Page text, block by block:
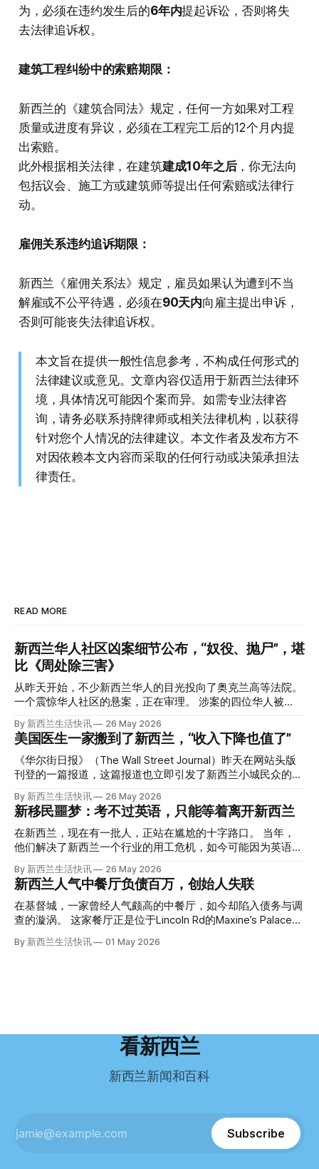
为，必须在违约发生后的6年内提起诉讼，否则将失
去法律追诉权。
建筑工程纠纷中的索赔期限：
新西兰的《建筑合同法》规定，任何一方如果对工程
质量或进度有异议，必须在工程完工后的12个月内提
出索赔。
此外根据相关法律，在建筑建成10年之后，你无法向
包括议会、施工方或建筑师等提出任何索赔或法律行
动。
雇佣关系违约追诉期限：
新西兰《雇佣关系法》规定，雇员如果认为遭到不当
解雇或不公平待遇，必须在90天内向雇主提出申诉，
否则可能丧失法律追诉权。
本文旨在提供一般性信息参考，不构成任何形式的
法律建议或意见。文章内容仅适用于新西兰法律环
境，具体情况可能因个案而异。如需专业法律咨
询，请务必联系持牌律师或相关法律机构，以获得
针对您个人情况的法律建议。本文作者及发布方不
对因依赖本文内容而采取的任何行动或决策承担法
律责任。
READ MORE
新西兰华人社区凶案细节公布，“奴役、抛尸”，堪
比《周处除三害》
从昨天开始，不少新西兰华人的目光投向了奥克兰高等法院。
一个震惊华人社区的悬案，正在审理。 涉案的四位华人被
告，站在了法庭，被控与一位70岁中国女人的死有关。 事情
的复杂程度，远超人们的想象。 神秘的黑色塑料袋 先让我们
回到2024年3月12日。 新西兰一个名叫Paul Middleton的老
人，在奥克兰Gulf Harbour钓鱼时，发现了一个黑色塑料袋，
里面是一堆衣服。 再扒开衣服，他看到了一只手，一只人
腰部对折，黑色胶带缠着头、手腕和身体，整个人被绑成胎儿
状。 两个10公斤的米袋装满了石头，用胶带死死缠在尸体
上。 死者是亚洲面孔的老年女性，头部、脸、胳膊都有钝器
伤，当时身穿一件“娟燕牌”内衣和黑色长裤。 她是谁？没有人
Operation Parade的案子，开始调查。 米袋泄露秘密 破案的
关键，是两个米袋。这两个塑料米袋里装着用来压住尸体的花
园石头。 每个米袋上都有序列号。 警察一家家查，发现这批
米是在奥克兰北岸一家超市卖的。
By 新西兰生活快讯 26 May 2026
美国医生一家搬到了新西兰，“收入下降也值了”
《华尔街日报》（The Wall Street Journal）昨天在网站头版
刊登的一篇报道，这篇报道也立即引发了新西兰小城民众的兴
趣： “精疲力尽的美国医生，正在离开美国，前往新西兰一座
偏远小镇。” “精疲力尽的美国医生”搬家新西兰 四年前，在加
州拉霍亚（La Jolla）一家医院担任内科医生的Brandon
Williams医生达到了崩溃的边缘。 患者人数激增、医疗人员短
缺、医疗事故诉讼的威胁，以及对患者无力支付医疗费用的忧
（PTSD）。他的其中一位同事甚至因自杀身亡。 他并不想放
弃从医，但他不想再在美国行医了。 于是，他与38岁的妻子
Ellen Williams开始在欧洲寻找更好的选择。 就在那时，他收
到了一封来自新西兰医疗招聘人员的信。 “虽然跑到那个‘与世
义。”现年39岁的加州人Brandon说道。 2024年11月，这家人
By 新西兰生活快讯 26 May 2026
新移民噩梦：考不过英语，只能等着离开新西兰
在新西兰，现在有一批人，正站在尴尬的十字路口。 当年，
他们解决了新西兰一个行业的用工危机，如今可能因为英语考
试，不得不在几年内离开这个国家。 一位移民的无奈感叹：
“如果我们真能考到那个分数，就不会来开公交车了。” 因为英
语，他们一直无法上岸 来自菲律宾的Ryan De Guzman，就是
这批人中的一员。 2023年，当他看到新西兰招聘海外公交司
机的信息时，几乎没有犹豫就提交了申请。 “我听说这里气候
年3月抵达奥克兰。 当时心里盘算着：努力工作两年，申请居
所需的英语门槛。 De Guzman选择了另一项考试——
Pearson Test of English，最终成绩是45分，而申请要求是58
By 新西兰生活快讯 26 May 2026
新西兰人气中餐厅负债百万，创始人失联
在基督城，一家曾经人气颇高的中餐厅，如今却陷入债务与调
查的漩涡。 这家餐厅正是位于Lincoln Rd的Maxine’s Palace。
其背后的公司已进入清算程序，债务总额接近100万纽币，而
引人关注的是——清算人目前无法联系到创始人本人。 今年3
纽币，员工索赔金额仍在核算中。 整体债务规模，已经逼近
这导致公司财务记录尚未完全掌握，资产处置是否合理仍待核
在核查资产出售是否符合市
By 新西兰生活快讯 01 May 2026
看新西兰
新西兰新闻和百科
Subscribe